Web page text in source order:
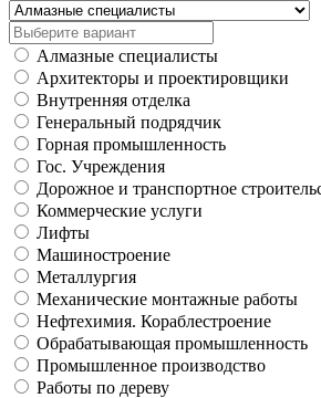
Алмазные специалисты
Архитекторы и проектировщики
Внутренняя отделка
Генеральный подрядчик
Горная промышленность
Гос. Учреждения
Дорожное и транспортное
Коммерческие услуги
Лифты
Машиностроение
Металлургия
Механические монтажные работы
Нефтехимия. Кораблестроение
Обрабатывающая промышленность
Промышленное производство
Работы по дереву